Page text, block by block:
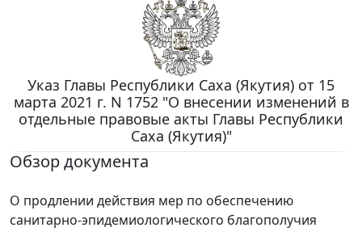
Указ Главы Республики Саха (Якутия) от 15
марта 2021 г. N 1752 "О внесении изменений в
отдельные правовые акты Главы Республики
Саха (Якутия)"
Обзор документа
О продлении действия мер по обеспечению
санитарно-эпидемиологического благополучия